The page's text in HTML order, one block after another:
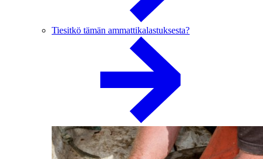
Tiesitkö tämän ammattikalastuksesta?